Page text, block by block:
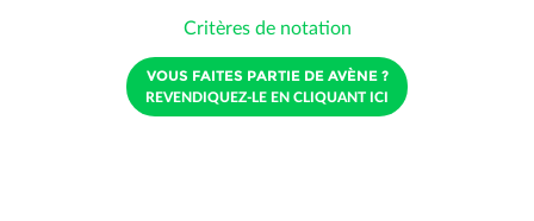
Critères de notation
VOUS FAITES PARTIE DE AVÈNE ?
REVENDIQUEZ-LE EN CLIQUANT ICI